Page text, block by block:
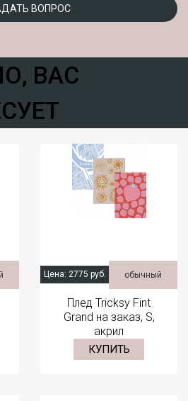
ВОПРОС
ВАС
Цена: 2775 руб. обычный
Плед Tricksy Fint
Grand на заказ, S,
акрил
КУПИТЬ